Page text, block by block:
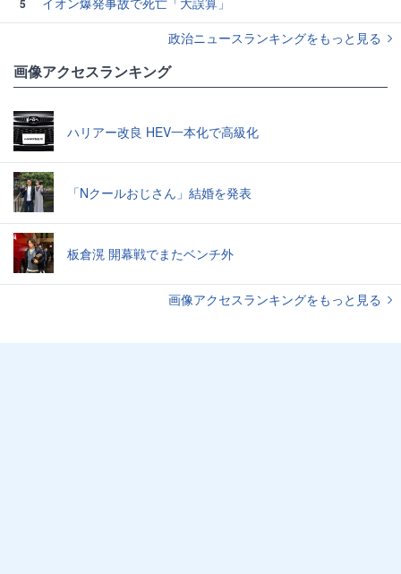
5
政治ニュースランキングをもっと見る
画像アクセスランキング
ハリアー改良 HEV一本化で高級化
「Nクールおじさん」結婚を発表
板倉滉 開幕戦でまたベンチ外
画像アクセスランキングをもっと見る